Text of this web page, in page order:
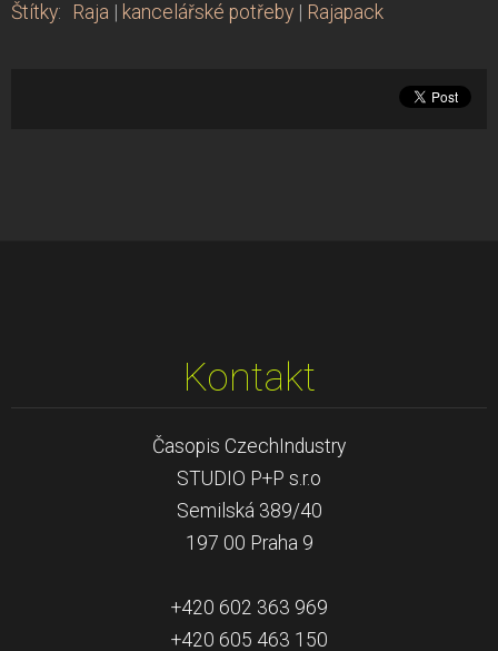
Štítky: Raja kancelářské potřeby Rajapack
Kontakt
Časopis CzechIndustry
STUDIO P+P s.r.o
Semilská 389/40
197 00 Praha 9
+420 602 363 969
+420 605 463 150